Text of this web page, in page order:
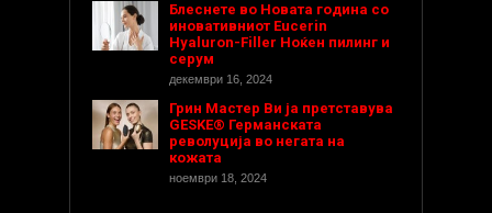
Блеснете во Новата година со
иновативниот Eucerin
Hyaluron-Filler Ноќен пилинг и
серум
декември 16, 2024
Грин Мастер Ви ја претставува
GESKE® Германската
револуција во негата на
кожата
ноември 18, 2024